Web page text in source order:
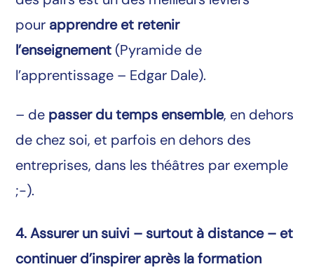
pour apprendre et retenir
l’enseignement (Pyramide de
l’apprentissage – Edgar Dale).
– de passer du temps ensemble, en dehors
de chez soi, et parfois en dehors des
entreprises, dans les théâtres par exemple
;-).
4. Assurer un suivi – surtout à distance – et
continuer d’inspirer après la formation